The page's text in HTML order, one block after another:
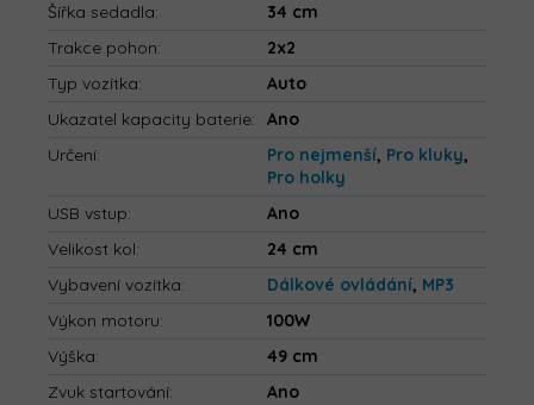
Šířka sedadla:
34 cm
Trakce pohon:
2x2
Typ vozítka:
Auto
Ukazatel kapacity baterie:
Ano
Určení: Pro nejmenší, Pro kluky,
Pro holky
USB vstup:
Ano
Velikost kol:
24 cm
Vybavení vozítka: Dálkové ovládání, MP3
Výkon motoru:
100W
Výška:
49 cm
Zvuk startování:
Ano